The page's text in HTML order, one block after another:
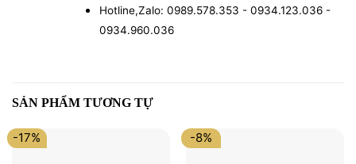
Hotline,Zalo: 0989.578.353 - 0934.123.036 -
0934.960.036
SẢN PHẨM TƯƠNG TỰ
-17% -8%